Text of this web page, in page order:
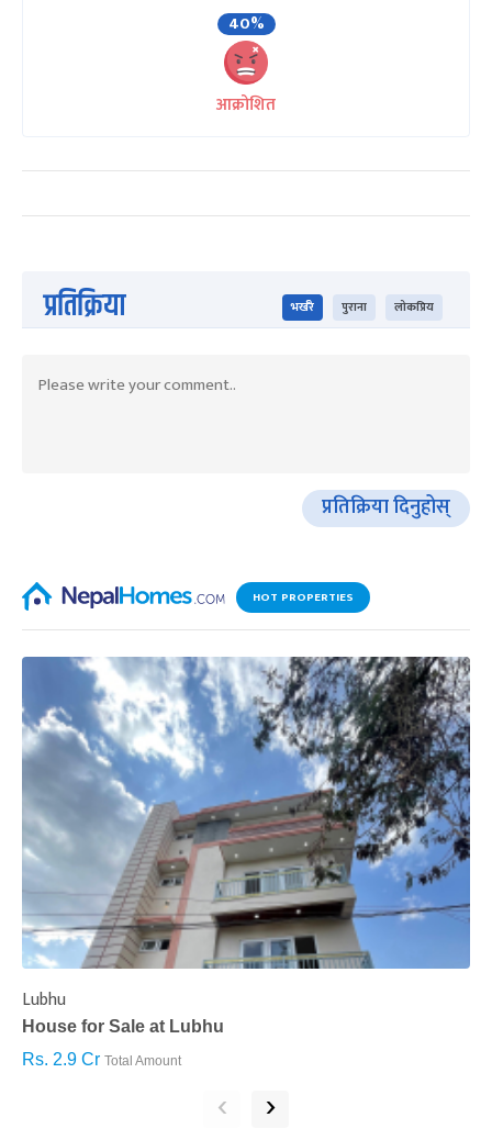
40%
आक्रोशित
प्रतिक्रिया भर्खरै पुराना लोकप्रिय
प्रतिक्रिया दिनुहोस्
HOT PROPERTIES
Lubhu
House for Sale at Lubhu
Rs. 2.9 Cr Total Amount
‹ ›